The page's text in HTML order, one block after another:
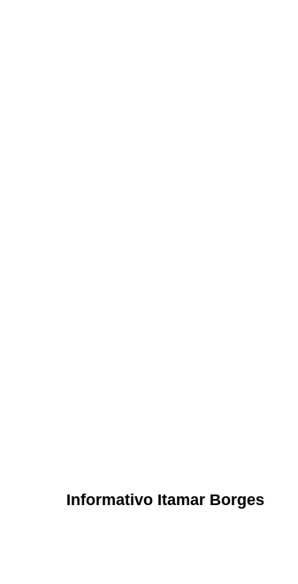
Informativo Itamar Borges